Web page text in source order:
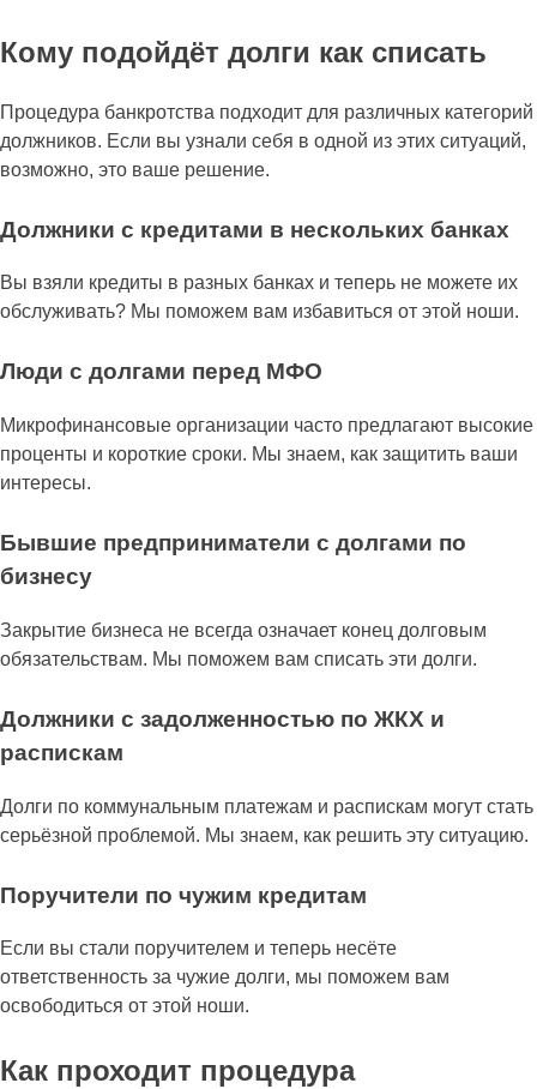
Кому подойдёт долги как списать
Процедура банкротства подходит для различных категорий
должников. Если вы узнали себя в одной из этих ситуаций,
возможно, это ваше решение.
Должники с кредитами в нескольких банках
Вы взяли кредиты в разных банках и теперь не можете их
обслуживать? Мы поможем вам избавиться от этой ноши.
Люди с долгами перед МФО
Микрофинансовые организации часто предлагают высокие
проценты и короткие сроки. Мы знаем, как защитить ваши
интересы.
Бывшие предприниматели с долгами по
бизнесу
Закрытие бизнеса не всегда означает конец долговым
обязательствам. Мы поможем вам списать эти долги.
Должники с задолженностью по ЖКХ и
распискам
Долги по коммунальным платежам и распискам могут стать
серьёзной проблемой. Мы знаем, как решить эту ситуацию.
Поручители по чужим кредитам
Если вы стали поручителем и теперь несёте
ответственность за чужие долги, мы поможем вам
освободиться от этой ноши.
Как проходит процедура